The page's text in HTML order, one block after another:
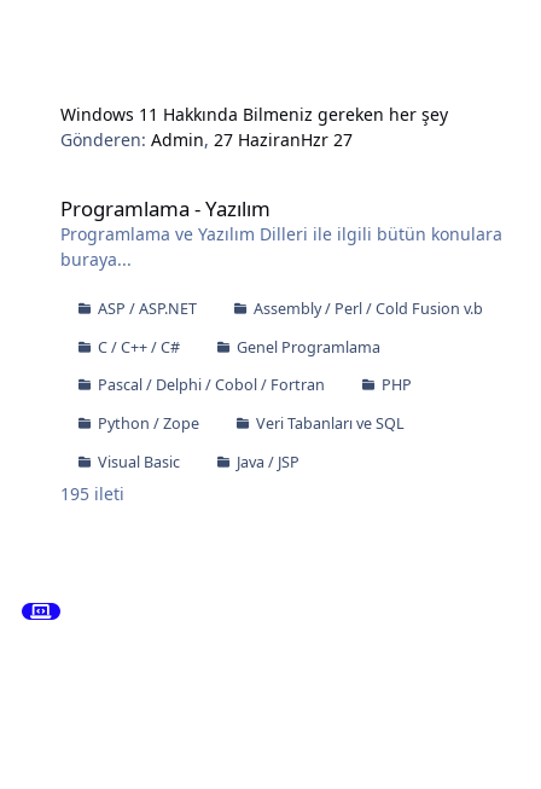
Windows 11 Hakkında Bilmeniz gereken her şey
Gönderen:Admin, 27 HaziranHzr 27
Programlama - Yazılım
Programlama ve Yazılım Dilleri ile ilgili bütün konulara
buraya...
ASP / ASP.NET
Assembly / Perl / Cold Fusion v.b
C / C++ / C#
Genel Programlama
Pascal / Delphi / Cobol / Fortran
PHP
Python / Zope
Veri Tabanları ve SQL
Visual Basic
Java / JSP
195 ileti